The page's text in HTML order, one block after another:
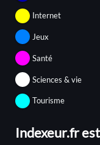
Internet
Jeux
Santé
Sciences & vie
Tourisme
Indexeur.fr